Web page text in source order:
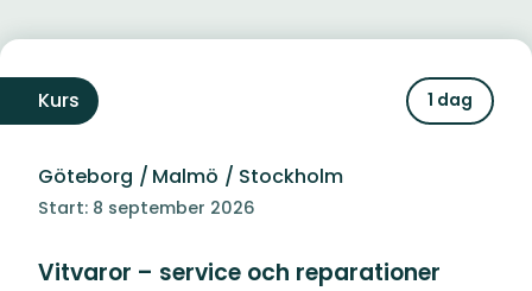
Kurs 1 dag
Göteborg / Malmö / Stockholm
Start: 8 september 2026
Vitvaror – service och reparationer